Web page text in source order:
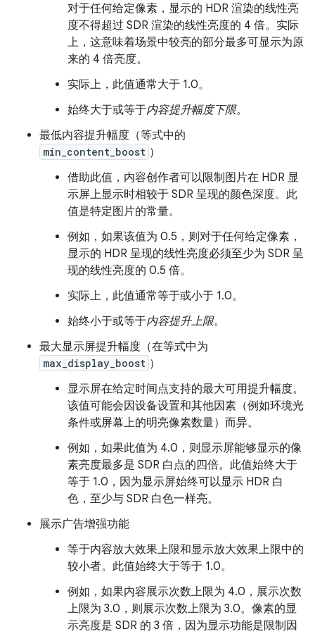
对于任何给定像素，显示的 HDR 渲染的线性亮
度不得超过 SDR 渲染的线性亮度的 4 倍。实际
上，这意味着场景中较亮的部分最多可显示为原
来的 4 倍亮度。
实际上，此值通常大于 1.0。
始终大于或等于内容提升幅度下限。
最低内容提升幅度（等式中的
min_content_boost ）
借助此值，内容创作者可以限制图片在 HDR 显
示屏上显示时相较于 SDR 呈现的颜色深度。此
值是特定图片的常量。
例如，如果该值为 0.5，则对于任何给定像素，
显示的 HDR 呈现的线性亮度必须至少为 SDR 呈
现的线性亮度的 0.5 倍。
实际上，此值通常等于或小于 1.0。
始终小于或等于内容提升上限。
最大显示屏提升幅度（在等式中为
max_display_boost ）
显示屏在给定时间点支持的最大可用提升幅度。
该值可能会因设备设置和其他因素（例如环境光
条件或屏幕上的明亮像素数量）而异。
例如，如果此值为 4.0，则显示屏能够显示的像
素亮度最多是 SDR 白点的四倍。此值始终大于
等于 1.0，因为显示屏始终可以显示 HDR 白
色，至少与 SDR 白色一样亮。
展示广告增强功能
等于内容放大效果上限和显示放大效果上限中的
较小者。此值始终大于等于 1.0。
例如，如果内容展示次数上限为 4.0，展示次数
上限为 3.0，则展示次数上限为 3.0。像素的显
示亮度是 SDR 的 3 倍，因为显示功能是限制因